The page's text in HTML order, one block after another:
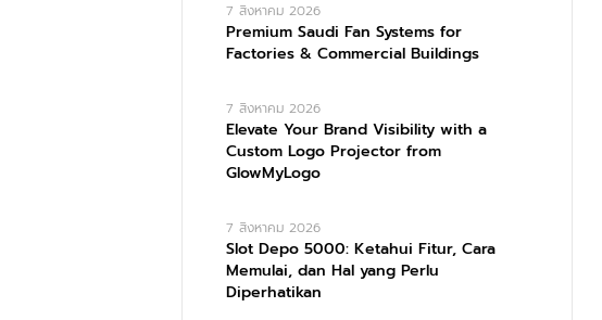
7 สิงหาคม 2026
Premium Saudi Fan Systems for
Factories & Commercial Buildings
7 สิงหาคม 2026
Elevate Your Brand Visibility with a
Custom Logo Projector from
GlowMyLogo
7 สิงหาคม 2026
Slot Depo 5000: Ketahui Fitur, Cara
Memulai, dan Hal yang Perlu
Diperhatikan